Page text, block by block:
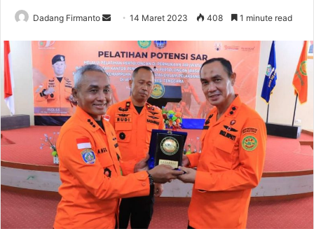
Dadang Firmanto
n
d
a
n
e
m
i
14 Maret 2023 408 1 minute read